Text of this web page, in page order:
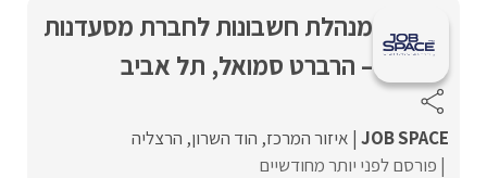
מנהלת חשבונות לחברת מסעדנות
– הרברט סמואל, תל אביב
JOB SPACE איזור המרכז הוד השרון הרצליה
פורסם לפני יותר מחודשיים